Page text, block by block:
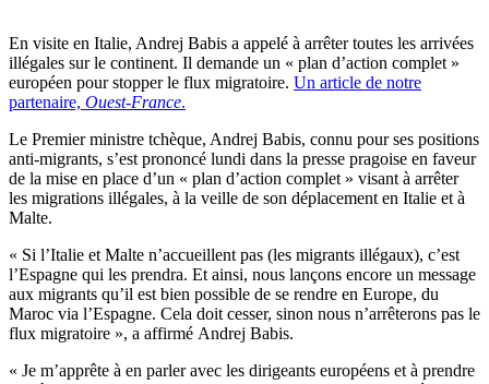
En visite en Italie, Andrej Babis a appelé à arrêter toutes les arrivées
illégales sur le continent. Il demande un « plan d’action complet »
européen pour stopper le flux migratoire. Un article de notre
partenaire, Ouest-France.
Le Premier ministre tchèque, Andrej Babis, connu pour ses positions
anti-migrants, s’est prononcé lundi dans la presse pragoise en faveur
de la mise en place d’un « plan d’action complet » visant à arrêter
les migrations illégales, à la veille de son déplacement en Italie et à
Malte.
« Si l’Italie et Malte n’accueillent pas (les migrants illégaux), c’est
l’Espagne qui les prendra. Et ainsi, nous lançons encore un message
aux migrants qu’il est bien possible de se rendre en Europe, du
Maroc via l’Espagne. Cela doit cesser, sinon nous n’arrêterons pas le
flux migratoire », a affirmé Andrej Babis.
« Je m’apprête à en parler avec les dirigeants européens et à prendre